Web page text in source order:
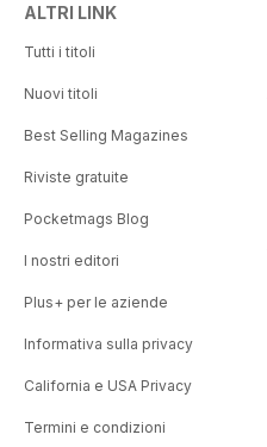
ALTRI LINK
Tutti i titoli
Nuovi titoli
Best Selling Magazines
Riviste gratuite
Pocketmags Blog
I nostri editori
Plus+ per le aziende
Informativa sulla privacy
California e USA Privacy
Termini e condizioni